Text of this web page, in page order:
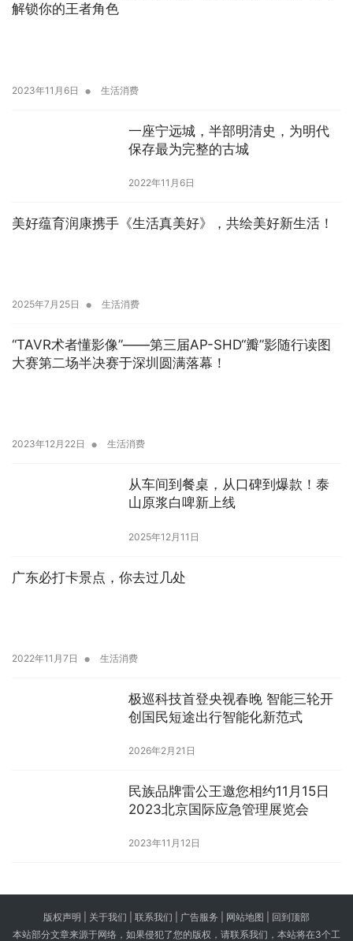
解锁你的王者角色
2023年11月6日 • 生活消费
一座宁远城，半部明清史，为明代
保存最为完整的古城
2022年11月6日
美好蕴育润康携手《生活真美好》，共绘美好新生活！
2025年7月25日 • 生活消费
“TAVR术者懂影像”——第三届AP-SHD“瓣”影随行读图
大赛第二场半决赛于深圳圆满落幕！
2023年12月22日 • 生活消费
从车间到餐桌，从口碑到爆款！泰
山原浆白啤新上线
2025年12月11日
广东必打卡景点，你去过几处
2022年11月7日 • 生活消费
极巡科技首登央视春晚 智能三轮开
创国民短途出行智能化新范式
2026年2月21日
民族品牌雷公王邀您相约11月15日
2023北京国际应急管理展览会
2023年11月12日
版权声明 | 关于我们 联系我们 | 广告服务 | 网站地图 | 回到顶部
本站部分文章来源于网络，如果侵犯了您的版权，请联系我们，本站将在3个工